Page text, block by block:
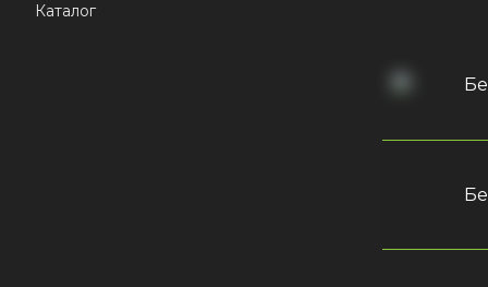
Каталог